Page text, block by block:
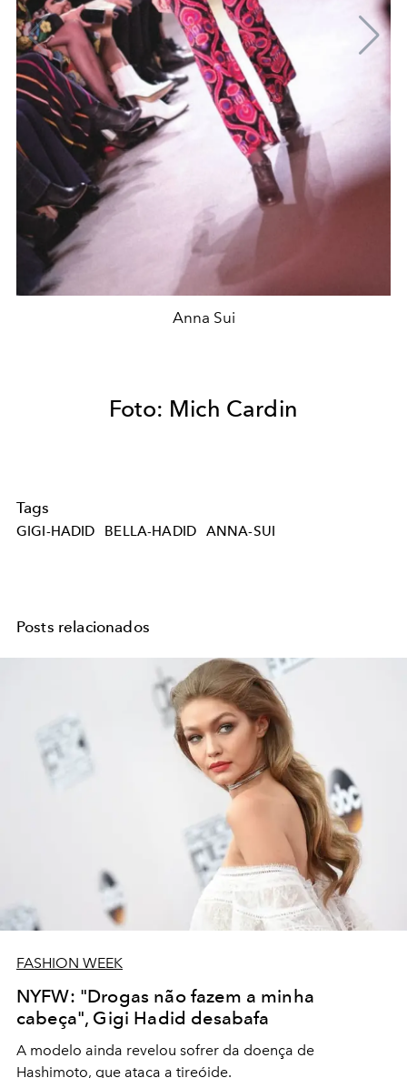
Anna Sui
Foto: Mich Cardin
Tags
GIGI-HADID BELLA-HADID ANNA-SUI
Posts relacionados
FASHION WEEK
NYFW: "Drogas não fazem a minha
cabeça", Gigi Hadid desabafa
A modelo ainda revelou sofrer da doença de
Hashimoto, que ataca a tireóide.